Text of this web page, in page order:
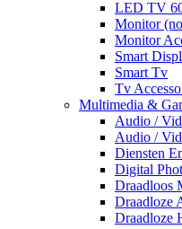
LED TV
Monitor
Monitor
Smart
Smart Tv
Tv
Multimedia &
Audio /
Audio /
Diensten
Digital
Draadloos
Draadloze
Draadloze